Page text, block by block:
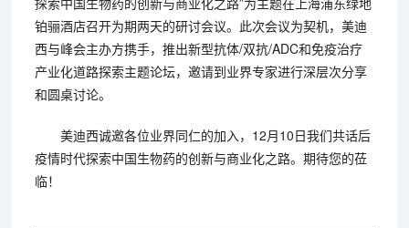
铂骊酒店召开为期两天的研讨会议。此次会议为契机，美迪
西与峰会主办方携手，推出新型抗体/双抗/ADC和免疫治疗
产业化道路探索主题论坛，邀请到业界专家进行深层次分享
和圆桌讨论。
美迪西诚邀各位业界同仁的加入，12月10日我们共话后
疫情时代探索中国生物药的创新与商业化之路。期待您的莅
临！